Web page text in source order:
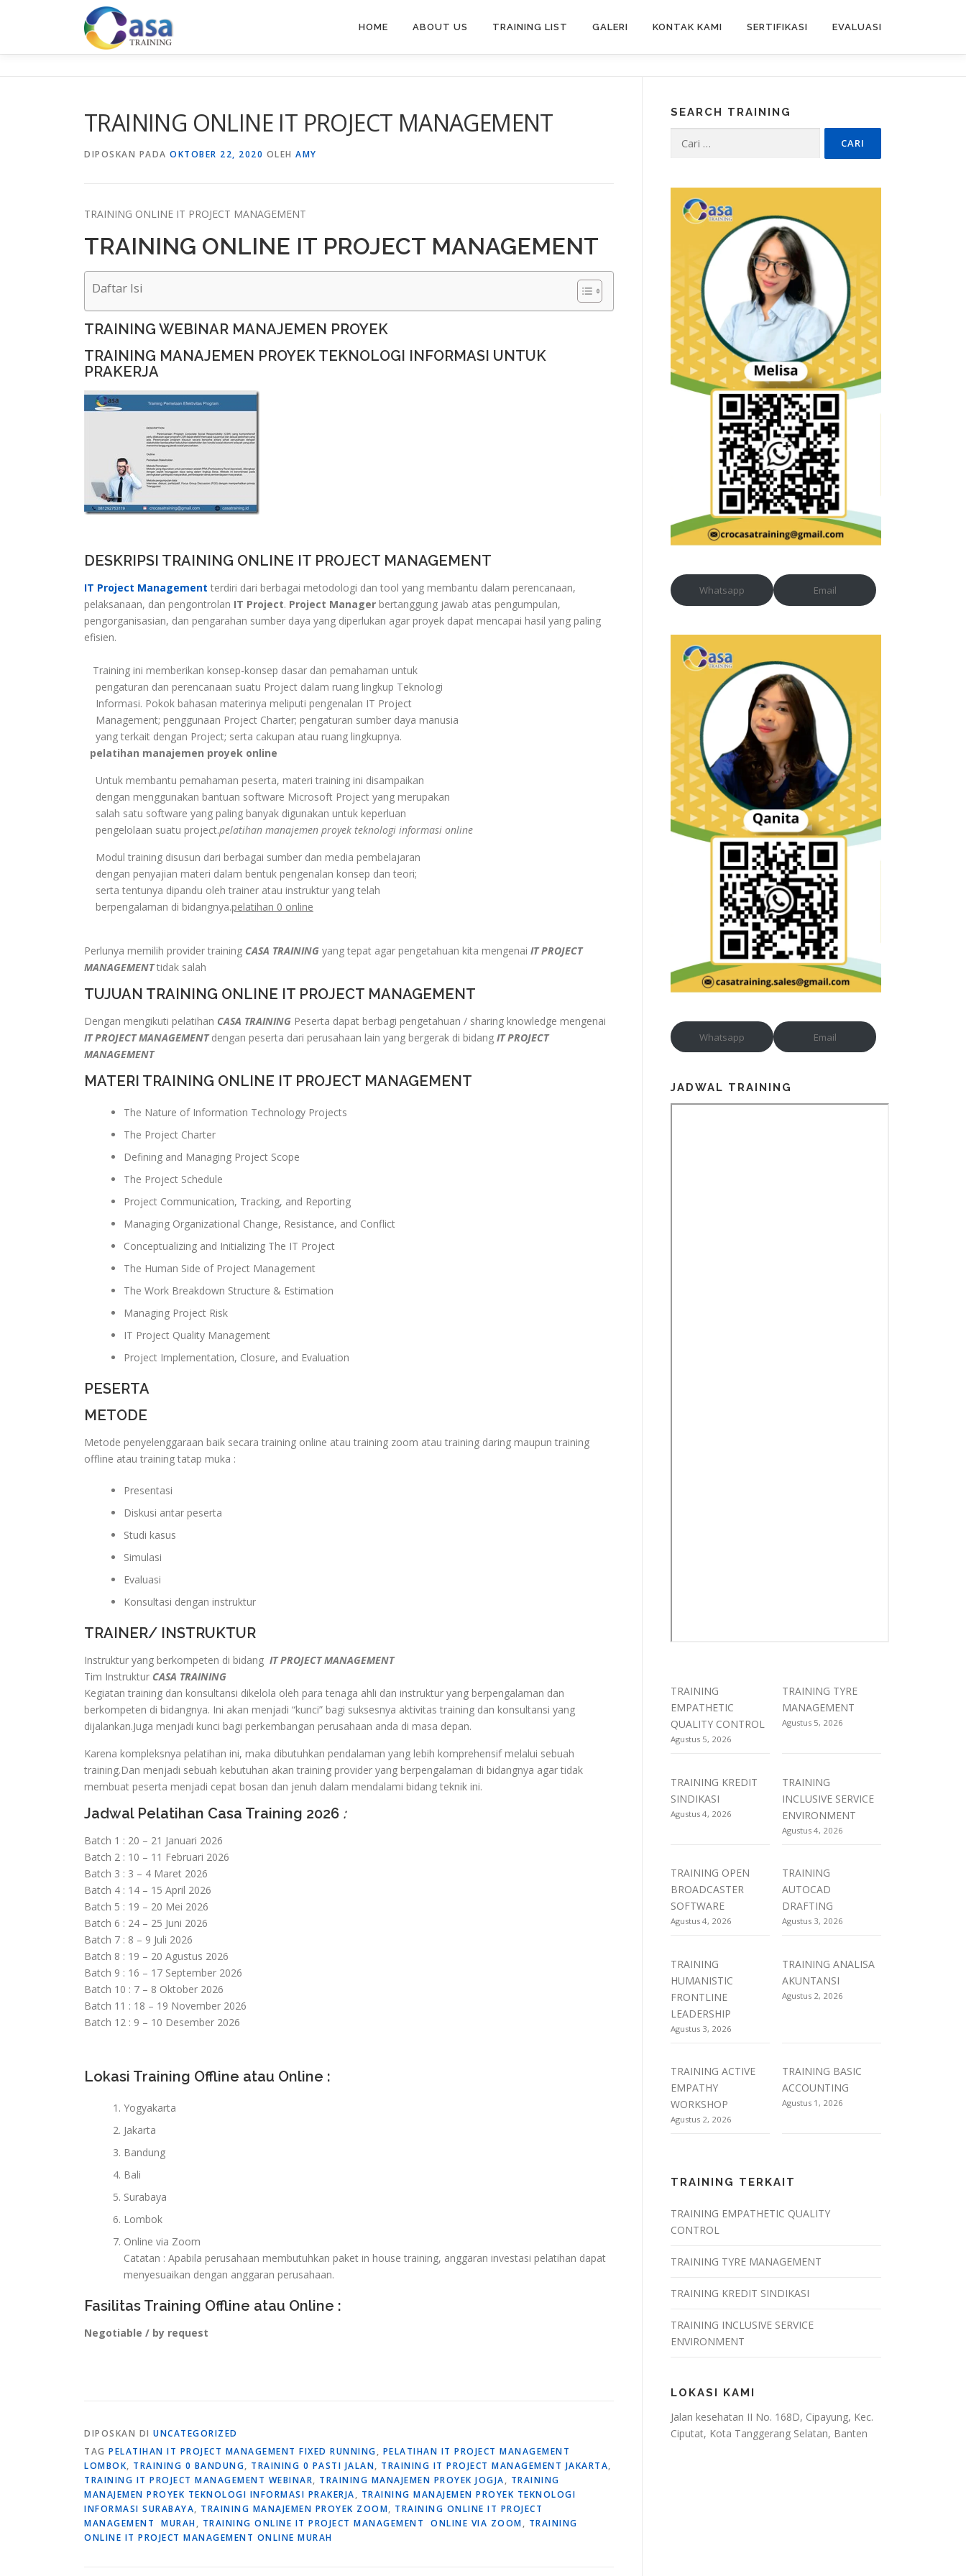
HOME ABOUT US TRAINING LIST GALERI KONTAK KAMI SERTIFIKASI EVALUASI
TRAINING ONLINE IT PROJECT MANAGEMENT
DIPOSKAN PADA OKTOBER 22, 2020 OLEH AMY
TRAINING ONLINE IT PROJECT MANAGEMENT
TRAINING ONLINE IT PROJECT MANAGEMENT
Daftar Isi
TRAINING WEBINAR MANAJEMEN PROYEK
TRAINING MANAJEMEN PROYEK TEKNOLOGI INFORMASI UNTUK
PRAKERJA
DESKRIPSI TRAINING ONLINE IT PROJECT MANAGEMENT
IT Project Management terdiri dari berbagai metodologi dan tool yang membantu dalam perencanaan,
pelaksanaan, dan pengontrolan IT Project. Project Manager bertanggung jawab atas pengumpulan,
pengorganisasian, dan pengarahan sumber daya yang diperlukan agar proyek dapat mencapai hasil yang paling
efisien.
Training ini memberikan konsep-konsep dasar dan pemahaman untuk
pengaturan dan perencanaan suatu Project dalam ruang lingkup Teknologi
Informasi. Pokok bahasan materinya meliputi pengenalan IT Project
Management; penggunaan Project Charter; pengaturan sumber daya manusia
yang terkait dengan Project; serta cakupan atau ruang lingkupnya.
pelatihan manajemen proyek online
Untuk membantu pemahaman peserta, materi training ini disampaikan
dengan menggunakan bantuan software Microsoft Project yang merupakan
salah satu software yang paling banyak digunakan untuk keperluan
pengelolaan suatu project.pelatihan manajemen proyek teknologi informasi online
Modul training disusun dari berbagai sumber dan media pembelajaran
dengan penyajian materi dalam bentuk pengenalan konsep dan teori;
serta tentunya dipandu oleh trainer atau instruktur yang telah
berpengalaman di bidangnya.pelatihan 0 online
Perlunya memilih provider training CASA TRAINING yang tepat agar pengetahuan kita mengenai IT PROJECT
MANAGEMENTtidak salah
TUJUAN TRAINING ONLINE IT PROJECT MANAGEMENT
Dengan mengikuti pelatihan CASA TRAINING Peserta dapat berbagi pengetahuan / sharing knowledge mengenai
IT PROJECT MANAGEMENTdengan peserta dari perusahaan lain yang bergerak di bidang IT PROJECT
MANAGEMENT
MATERI TRAINING ONLINE IT PROJECT MANAGEMENT
The Nature of Information Technology Projects
The Project Charter
Defining and Managing Project Scope
The Project Schedule
Project Communication, Tracking, and Reporting
Managing Organizational Change, Resistance, and Conflict
Conceptualizing and Initializing The IT Project
The Human Side of Project Management
The Work Breakdown Structure & Estimation
Managing Project Risk
IT Project Quality Management
Project Implementation, Closure, and Evaluation
PESERTA
METODE
Metode penyelenggaraan baik secara training online atau training zoom atau training daring maupun training
offline atau training tatap muka :
Presentasi
Diskusi antar peserta
Studi kasus
Simulasi
Evaluasi
Konsultasi dengan instruktur
TRAINER/ INSTRUKTUR
Instruktur yang berkompeten di bidang IT PROJECT MANAGEMENT
Tim Instruktur CASA TRAINING
Kegiatan training dan konsultansi dikelola oleh para tenaga ahli dan instruktur yang berpengalaman dan
berkompeten di bidangnya. Ini akan menjadi “kunci” bagi suksesnya aktivitas training dan konsultansi yang
dijalankan.Juga menjadi kunci bagi perkembangan perusahaan anda di masa depan.
Karena kompleksnya pelatihan ini, maka dibutuhkan pendalaman yang lebih komprehensif melalui sebuah
training.Dan menjadi sebuah kebutuhan akan training provider yang berpengalaman di bidangnya agar tidak
membuat peserta menjadi cepat bosan dan jenuh dalam mendalami bidang teknik ini.
Jadwal Pelatihan Casa Training 2026 :
Batch 1 : 20 – 21 Januari 2026
Batch 2 : 10 – 11 Februari 2026
Batch 3 : 3 – 4 Maret 2026
Batch 4 : 14 – 15 April 2026
Batch 5 : 19 – 20 Mei 2026
Batch 6 : 24 – 25 Juni 2026
Batch 7 : 8 – 9 Juli 2026
Batch 8 : 19 – 20 Agustus 2026
Batch 9 : 16 – 17 September 2026
Batch 10 : 7 – 8 Oktober 2026
Batch 11 : 18 – 19 November 2026
Batch 12 : 9 – 10 Desember 2026
Lokasi Training Offline atau Online :
Yogyakarta
Jakarta
Bandung
Bali
Surabaya
Lombok
Online via Zoom
Catatan : Apabila perusahaan membutuhkan paket in house training, anggaran investasi pelatihan dapat
menyesuaikan dengan anggaran perusahaan.
Fasilitas Training Offline atau Online :
Negotiable / by request
DIPOSKAN DI UNCATEGORIZED
TAG PELATIHAN IT PROJECT MANAGEMENT FIXED RUNNING, PELATIHAN IT PROJECT MANAGEMENT
LOMBOK, TRAINING 0 BANDUNG, TRAINING 0 PASTI JALAN, TRAINING IT PROJECT MANAGEMENT JAKARTA,
TRAINING IT PROJECT MANAGEMENT WEBINAR, TRAINING MANAJEMEN PROYEK JOGJA, TRAINING
MANAJEMEN PROYEK TEKNOLOGI INFORMASI PRAKERJA, TRAINING MANAJEMEN PROYEK TEKNOLOGI
INFORMASI SURABAYA, TRAINING MANAJEMEN PROYEK ZOOM, TRAINING ONLINE IT PROJECT
MANAGEMENT MURAH, TRAINING ONLINE IT PROJECT MANAGEMENT ONLINE VIA ZOOM, TRAINING
ONLINE IT PROJECT MANAGEMENT ONLINE MURAH
SEARCH TRAINING
untuk:
Whatsapp Email
Whatsapp Email
JADWAL TRAINING
TRAINING
EMPATHETIC
QUALITY CONTROL
Agustus 5, 2026
TRAINING TYRE
MANAGEMENT
Agustus 5, 2026
TRAINING KREDIT
SINDIKASI
Agustus 4, 2026
TRAINING
INCLUSIVE SERVICE
ENVIRONMENT
Agustus 4, 2026
TRAINING OPEN
BROADCASTER
SOFTWARE
Agustus 4, 2026
TRAINING
AUTOCAD
DRAFTING
Agustus 3, 2026
TRAINING
HUMANISTIC
FRONTLINE
LEADERSHIP
Agustus 3, 2026
TRAINING ANALISA
AKUNTANSI
Agustus 2, 2026
TRAINING ACTIVE
EMPATHY
WORKSHOP
Agustus 2, 2026
TRAINING BASIC
ACCOUNTING
Agustus 1, 2026
TRAINING TERKAIT
TRAINING EMPATHETIC QUALITY
CONTROL
TRAINING TYRE MANAGEMENT
TRAINING KREDIT SINDIKASI
TRAINING INCLUSIVE SERVICE
ENVIRONMENT
LOKASI KAMI
Jalan kesehatan II No. 168D, Cipayung, Kec.
Ciputat, Kota Tanggerang Selatan, Banten